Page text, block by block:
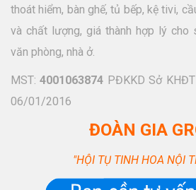
thoát hiểm, bàn ghế, tủ bếp, kệ tivi,
và chất lượng, giá thành hợp lý cho
văn phòng, nhà ở.
MST:4001063874 PĐKKD Sở
06/01/2016
ĐOÀN GIA
"HỘI TỤ TINH HOA NỘI